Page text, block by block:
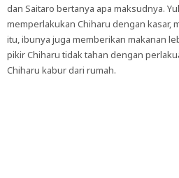
dan Saitaro bertanya apa maksudnya.
memperlakukan Chiharu dengan kasar,
itu, ibunya juga memberikan makanan
pikir Chiharu tidak tahan dengan
Chiharu kabur dari rumah.